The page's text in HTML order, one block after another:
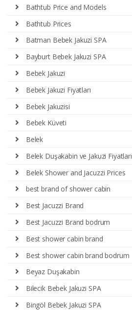
Bathtub Price and Models
Bathtub Prices
Batman Bebek Jakuzi SPA
Bayburt Bebek Jakuzi SPA
Bebek Jakuzi
Bebek Jakuzi Fiyatları
Bebek Jakuzisi
Bebek Küveti
Belek
Belek Duşakabin ve Jakuzi Fiyatları
Belek Shower and Jacuzzi Prices
best brand of shower cabin
Best Jacuzzi Brand
Best Jacuzzi Brand bodrum
Best shower cabin brand
Best shower cabin brand bodrum
Beyaz Duşakabin
Bilecik Bebek Jakuzi SPA
Bingöl Bebek Jakuzi SPA